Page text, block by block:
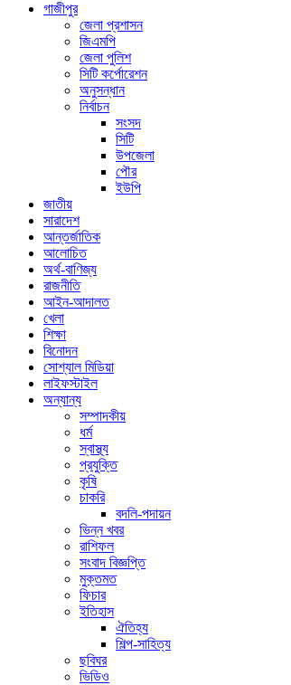
গাজীপুর
জেলা প্রশাসন
জিএমপি
জেলা পুলিশ
সিটি কর্পোরেশন
অনুসন্ধান
নির্বাচন
সংসদ
সিটি
উপজেলা
পৌর
ইউপি
জাতীয়
সারাদেশ
আন্তর্জাতিক
আলোচিত
অর্থ-বাণিজ্য
রাজনীতি
আইন-আদালত
খেলা
শিক্ষা
বিনোদন
সোশ্যাল মিডিয়া
লাইফস্টাইল
অন্যান্য
সম্পাদকীয়
ধর্ম
স্বাস্থ্য
প্রযুক্তি
কৃষি
চাকরি
বদলি-পদায়ন
ভিন্ন খবর
রাশিফল
সংবাদ বিজ্ঞপ্তি
মুক্তমত
ফিচার
ইতিহাস
ঐতিহ্য
শিল্প-সাহিত্য
ছবিঘর
ভিডিও